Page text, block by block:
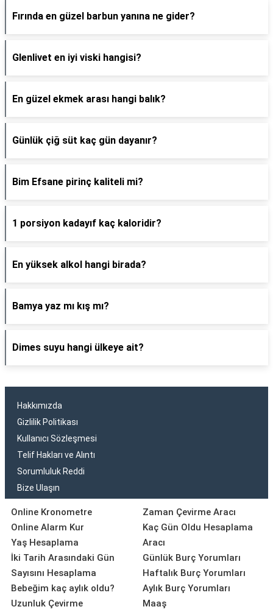
Fırında en güzel barbun yanına ne gider?
Glenlivet en iyi viski hangisi?
En güzel ekmek arası hangi balık?
Günlük çiğ süt kaç gün dayanır?
Bim Efsane pirinç kaliteli mi?
1 porsiyon kadayıf kaç kaloridir?
En yüksek alkol hangi birada?
Bamya yaz mı kış mı?
Dimes suyu hangi ülkeye ait?
Hakkımızda
Gizlilik Politikası
Kullanıcı Sözleşmesi
Telif Hakları ve Alıntı
Sorumluluk Reddi
Bize Ulaşın
Online Kronometre
Online Alarm Kur
Yaş Hesaplama
İki Tarih Arasındaki Gün
Sayısını Hesaplama
Bebeğim kaç aylık oldu?
Uzunluk Çevirme
Zaman Çevirme Aracı
Kaç Gün Oldu Hesaplama
Aracı
Günlük Burç Yorumları
Haftalık Burç Yorumları
Aylık Burç Yorumları
Maaş